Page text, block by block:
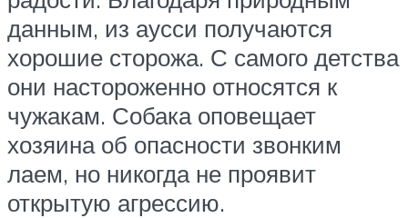
данным, из аусси получаются
хорошие сторожа. С самого детства
они настороженно относятся к
чужакам. Собака оповещает
хозяина об опасности звонким
лаем, но никогда не проявит
открытую агрессию.